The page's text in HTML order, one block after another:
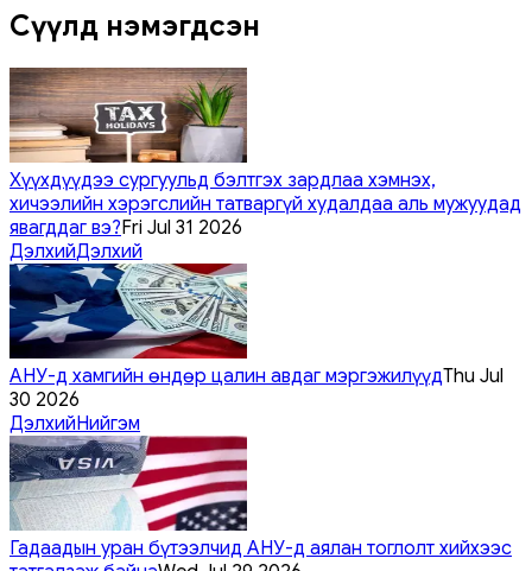
Сүүлд нэмэгдсэн
Хүүхдүүдээ сургуульд бэлтгэх зардлаа хэмнэх,
хичээлийн хэрэгслийн татваргүй худалдаа аль мужуудад
явагддаг вэ?Fri Jul 31 2026
ДэлхийДэлхий
АНУ-д хамгийн өндөр цалин авдаг мэргэжилүүдThu Jul
30 2026
ДэлхийНийгэм
Гадаадын уран бүтээлчид АНУ-д аялан тоглолт хийхээс